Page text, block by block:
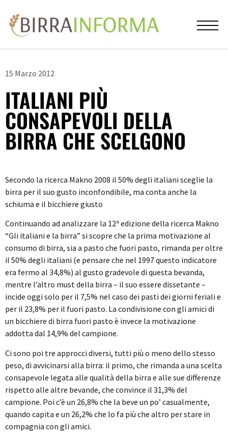
15 Marzo 2012
ITALIANI PIÙ
CONSAPEVOLI DELLA
BIRRA CHE SCELGONO
Secondo la ricerca Makno 2008 il 50% degli italiani sceglie la
birra per il suo gusto inconfondibile, ma conta anche la
schiuma e il bicchiere giusto
Continuando ad analizzare la 12ª edizione della ricerca Makno
“Gli italiani e la birra” si scopre che la prima motivazione al
consumo di birra, sia a pasto che fuori pasto, rimanda per oltre
il 50% degli italiani (e pensare che nel 1997 questo indicatore
era fermo al 34,8%) al gusto gradevole di questa bevanda,
mentre l’altro must della birra – il suo essere dissetante –
incide oggi solo per il 7,5% nel caso dei pasti dei giorni feriali e
per il 23,8% per il fuori pasto. La condivisione con gli amici di
un bicchiere di birra fuori pasto è invece la motivazione
addotta dal 14,9% del campione.
Ci sono poi tre approcci diversi, tutti più o meno dello stesso
peso, di avvicinarsi alla birra: il primo, che rimanda a una scelta
consapevole legata alle qualità della birra e alle sue differenze
rispetto alle altre bevande, che convince il 31,3% del
campione. Poi c’è un 26,8% che la beve un po’ casualmente,
quando capita e un 26,2% che lo fa più che altro per stare in
compagnia con gli amici.